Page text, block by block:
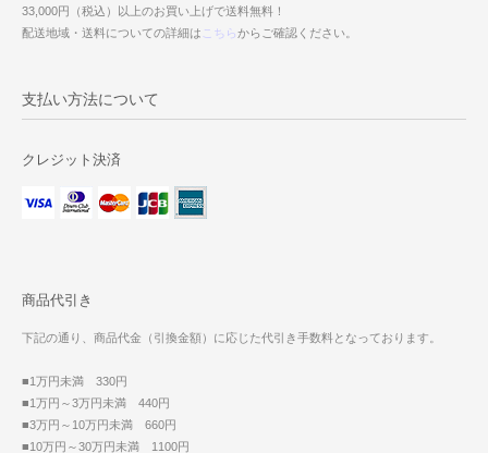
33,000円（税込）以上のお買い上げで送料無料！
配送地域・送料についての詳細は こちらからご確認ください。
支払い方法について
クレジット決済
商品代引き
下記の通り、商品代金（引換金額）に応じた代引き手数料となっております。
■1万円未満 330円
■1万円～3万円未満 440円
■3万円～10万円未満 660円
■10万円～30万円未満 1100円